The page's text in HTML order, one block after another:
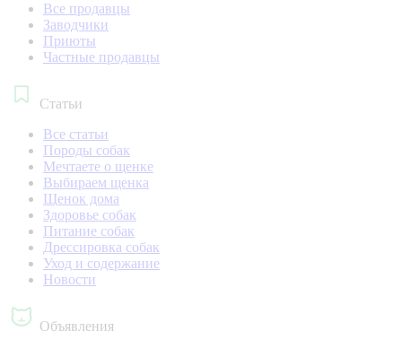
Все продавцы
Заводчики
Приюты
Частные продавцы
Статьи
Все статьи
Породы собак
Мечтаете о щенке
Выбираем щенка
Щенок дома
Здоровье собак
Питание собак
Дрессировка собак
Уход и содержание
Новости
Объявления